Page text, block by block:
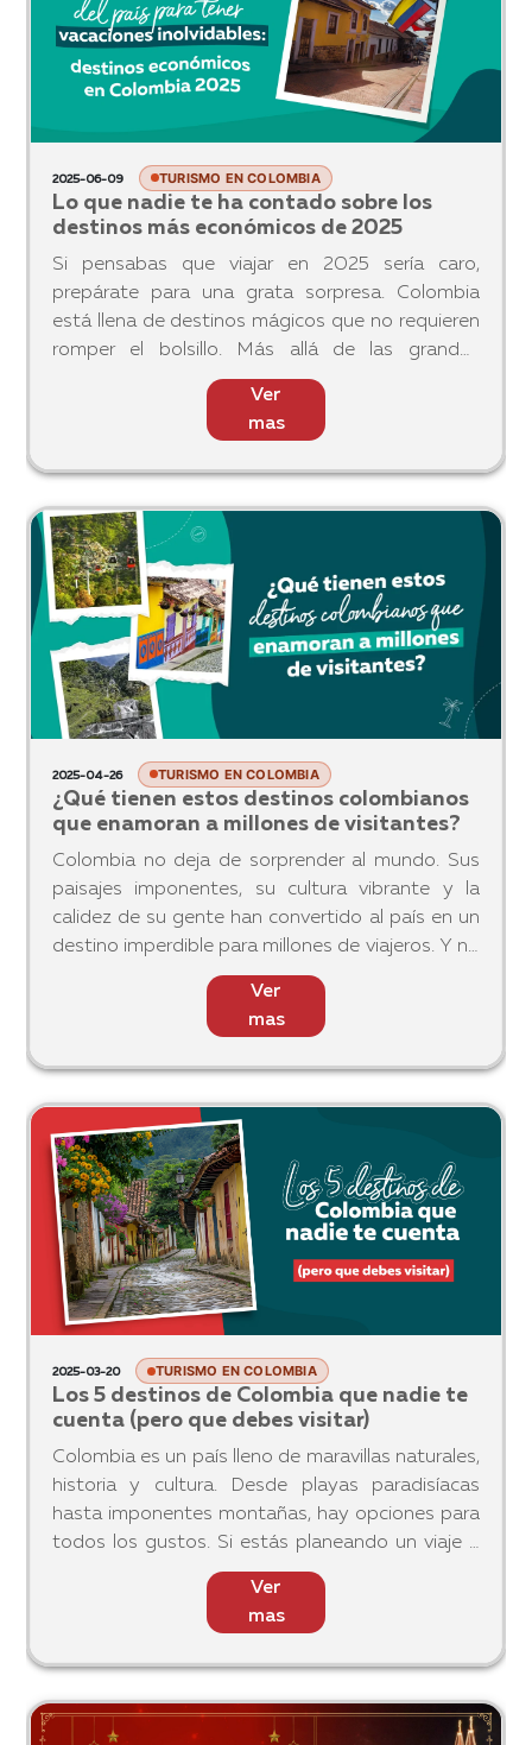
2025-06-09 TURISMO EN COLOMBIA
Lo que nadie te ha contado sobre los
destinos más económicos de 2025
Si pensabas que viajar en 2025 sería caro,
prepárate para una grata sorpresa. Colombia
está llena de destinos mágicos que no requieren
romper el bolsillo. Más allá de las grandes
ciudades, hay lugares donde la belleza natural, la
Ver
mas
2025-04-26 TURISMO EN COLOMBIA
¿Qué tienen estos destinos colombianos
que enamoran a millones de visitantes?
Colombia no deja de sorprender al mundo. Sus
paisajes imponentes, su cultura vibrante y la
calidez de su gente han convertido al país en un
destino imperdible para millones de viajeros. Y no
es para menos: en 2024, más de 6,7 millones de
Ver
mas
2025-03-20 TURISMO EN COLOMBIA
Los 5 destinos de Colombia que nadie te
cuenta (pero que debes visitar)
Colombia es un país lleno de maravillas naturales,
historia y cultura. Desde playas paradisíacas
hasta imponentes montañas, hay opciones para
todos los gustos. Si estás planeando un viaje y
quieres conocer lo mejor de Colombia, aquí te
Ver
mas